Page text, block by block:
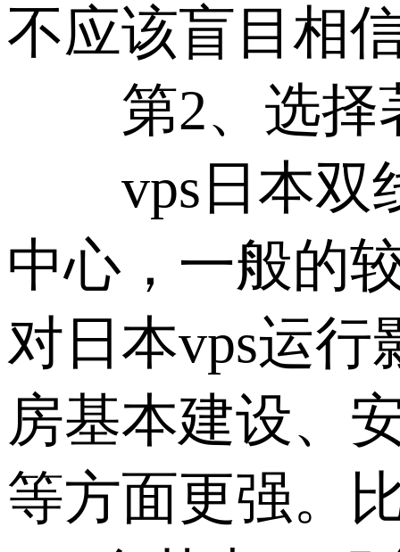
不应该盲目相
第2、选择
vps日本双线
中心，一般的
对日本vps运
房基本建设、
等方面更强。